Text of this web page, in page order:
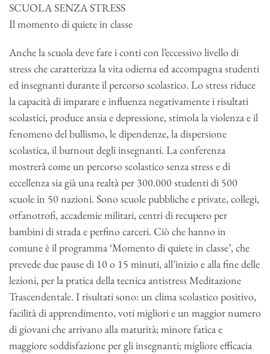
SCUOLA SENZA STRESS
Il momento di quiete in classe
Anche la scuola deve fare i conti con l’eccessivo livello di
stress che caratterizza la vita odierna ed accompagna studenti
ed insegnanti durante il percorso scolastico. Lo stress riduce
la capacità di imparare e influenza negativamente i risultati
scolastici, produce ansia e depressione, stimola la violenza e il
fenomeno del bullismo, le dipendenze, la dispersione
scolastica, il burnout degli insegnanti. La conferenza
mostrerà come un percorso scolastico senza stress e di
eccellenza sia già una realtà per 300.000 studenti di 500
scuole in 50 nazioni. Sono scuole pubbliche e private, collegi,
orfanotrofi, accademie militari, centri di recupero per
bambini di strada e perfino carceri. Ciò che hanno in
comune è il programma ‘Momento di quiete in classe’, che
prevede due pause di 10 o 15 minuti, all’inizio e alla fine delle
lezioni, per la pratica della tecnica antistress Meditazione
Trascendentale. I risultati sono: un clima scolastico positivo,
facilità di apprendimento, voti migliori e un maggior numero
di giovani che arrivano alla maturità; minore fatica e
maggiore soddisfazione per gli insegnanti; migliore efficacia